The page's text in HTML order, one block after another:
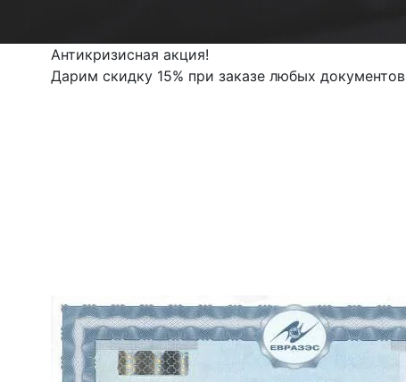
Антикризисная акция!
Дарим скидку 15% при заказе любых документов